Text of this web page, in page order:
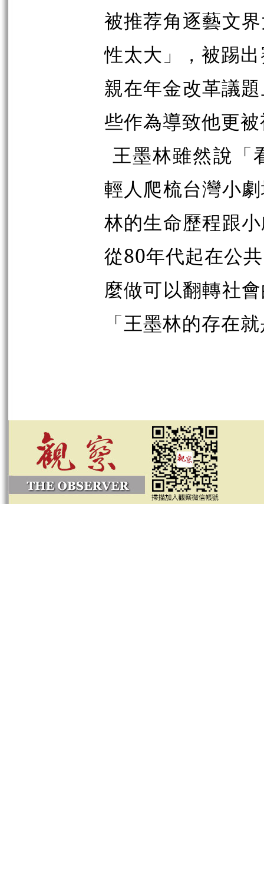
被推荐角逐藝文
性太大」，被踢
親在年金改革議
些作為導致他更
王墨林雖然說「
輕人爬梳台灣小
林的生命歷程跟
從80年代起在公
麼做可以翻轉社
「王墨林的存在